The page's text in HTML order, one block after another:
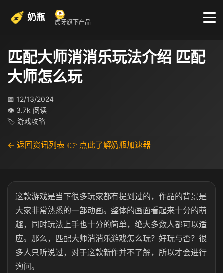
奶瓶 虎牙旗下产品
匹配大师消消乐玩法介绍 匹配
大师怎么玩
📅 12/13/2024
👁 3.7k 阅读
🏷 游戏攻略
← 返回资讯列表 👉 点此了解奶瓶加速器
这款游戏是当下很多玩家都有提到过的，作品的背景是
大家非常熟悉的一部动画。整体的画面看起来十分的萌
趣，同时玩法上手也十分的简单，绝大多数人都可以适
应。那么，匹配大师消消乐游戏怎么玩？好玩与否？很
多人只听说过，对于这款新作并不了解，所以才会进行
询问。